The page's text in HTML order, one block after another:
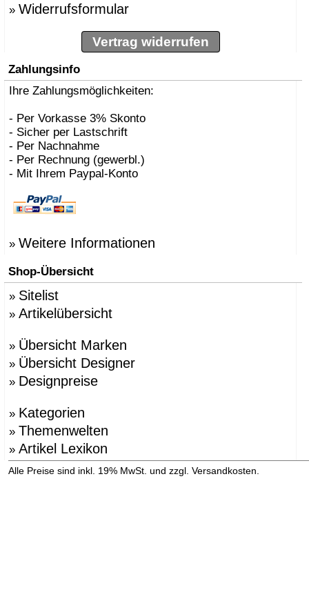
» Widerrufsformular
Vertrag widerrufen
Zahlungsinfo
Ihre Zahlungsmöglichkeiten:
- Per Vorkasse 3% Skonto
- Sicher per Lastschrift
- Per Nachnahme
- Per Rechnung (gewerbl.)
- Mit Ihrem Paypal-Konto
» Weitere Informationen
Shop-Übersicht
» Sitelist
» Artikelübersicht
» Übersicht Marken
» Übersicht Designer
» Designpreise
» Kategorien
» Themenwelten
» Artikel Lexikon
Alle Preise sind inkl. 19% MwSt. und zzgl. Versandkosten.